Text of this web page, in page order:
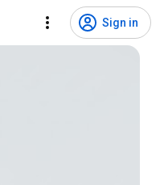
Sign in